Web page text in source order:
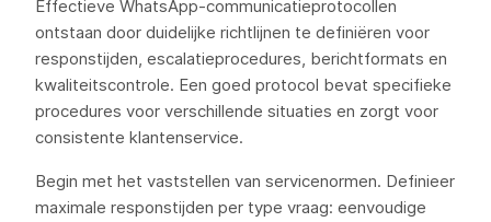
Effectieve WhatsApp-communicatieprotocollen
ontstaan door duidelijke richtlijnen te definiëren voor
responstijden, escalatieprocedures, berichtformats en
kwaliteitscontrole. Een goed protocol bevat specifieke
procedures voor verschillende situaties en zorgt voor
consistente klantenservice.
Begin met het vaststellen van servicenormen. Definieer
maximale responstijden per type vraag: eenvoudige